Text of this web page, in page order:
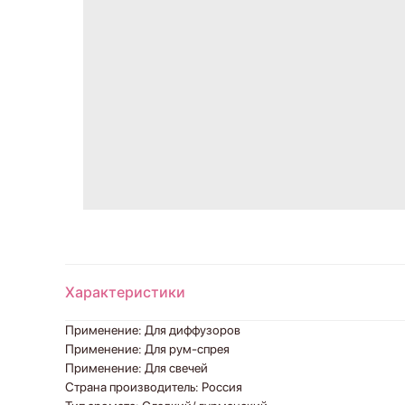
Характеристики
Применение: Для диффузоров
Применение: Для рум-спрея
Применение: Для свечей
Страна производитель: Россия